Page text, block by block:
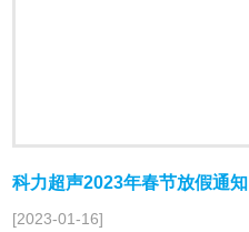
科力超声2023年春节放假通知
[2023-01-16]